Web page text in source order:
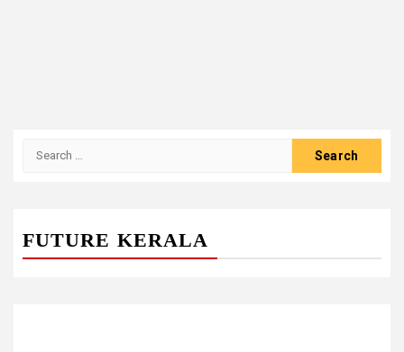
FUTURE KERALA